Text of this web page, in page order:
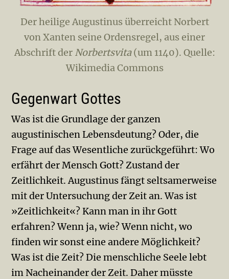
Der heilige Augustinus überreicht Norbert
von Xanten seine Ordensregel, aus einer
Abschrift der Norbertsvita(um 1140). Quelle:
Wikimedia Commons
Gegenwart Gottes
Was ist die Grundlage der ganzen
augustinischen Lebensdeutung? Oder, die
Frage auf das Wesent­liche zurückgeführt: Wo
erfährt der Mensch Gott? Zustand der
Zeitlichkeit. Augustinus fängt seltsamerweise
mit der Untersuchung der Zeit an. Was ist
»Zeitlichkeit«? Kann man in ihr Gott
erfahren? Wenn ja, wie? Wenn nicht, wo
finden wir sonst eine andere Möglichkeit?
Was ist die Zeit? Die menschliche Seele lebt
im Nach­einander der Zeit. Daher müsste